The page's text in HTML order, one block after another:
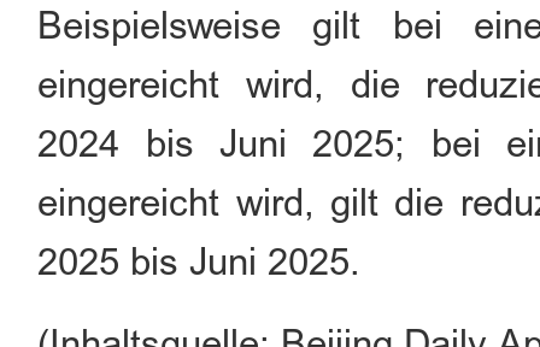
Beispielsweise gilt bei
eingereicht wird, die
2024 bis Juni 2025; bei
eingereicht wird, gilt die
2025 bis Juni 2025.